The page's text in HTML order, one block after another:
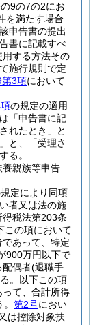
9の7の2にお
を満たす場合
申告書の提出
書に記載すべ
する方法その
施行規則で定
3項において
の規定の適用
「申告書に記
れたとき」と
と、「受理さ
る。
親族等申告
定により同項
者又は法の施
得税法第203条
この項において
あって、特定
900万円以下で
配偶者(退職手
。以下この項
て、合計所得
第2号におい
は控除対象扶